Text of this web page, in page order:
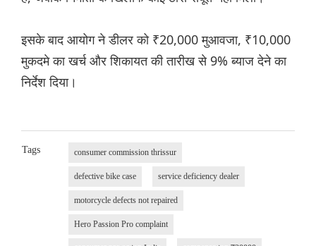
इसके बाद आयोग ने डीलर को ₹20,000 मुआवजा, ₹10,000
मुकदमे का खर्च और शिकायत की तारीख से 9% ब्याज देने का
निर्देश दिया।
Tags consumer commission thrissur
defective bike case service deficiency dealer
motorcycle defects not repaired
Hero Passion Pro complaint